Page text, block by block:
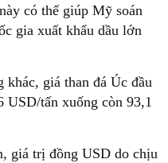
có thể giúp Mỹ soán
gia xuất khẩu dầu lớn
khác, giá than đá Úc đầu
USD/tấn xuống còn 93,1
giá trị đồng USD do chịu